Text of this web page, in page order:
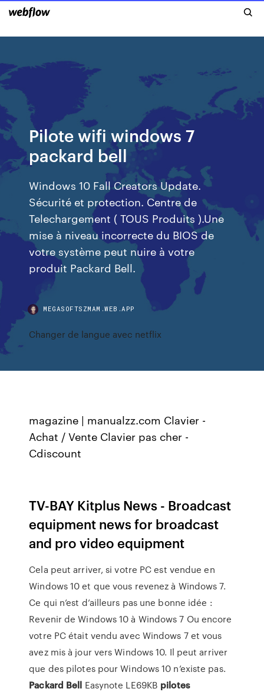
Pilote wifi windows 7
packard bell
Windows 10 Fall Creators Update.
Sécurité et protection. Centre de
Telechargement ( TOUS Produits ).Une
mise à niveau incorrecte du BIOS de
votre système peut nuire à votre
produit Packard Bell.
MEGASOFTSZMAM.WEB.APP
Changer de langue avec netflix
magazine | manualzz.com Clavier -
Achat / Vente Clavier pas cher -
Cdiscount
TV-BAY Kitplus News - Broadcast
equipment news for broadcast
and pro video equipment
Cela peut arriver, si votre PC est vendue en
Windows 10 et que vous revenez à Windows 7.
Ce qui n’est d’ailleurs pas une bonne idée :
Revenir de Windows 10 à Windows 7 Ou encore
votre PC était vendu avec Windows 7 et vous
avez mis à jour vers Windows 10. Il peut arriver
que des pilotes pour Windows 10 n’existe pas.
Packard Bell Easynote LE69KB pilotes